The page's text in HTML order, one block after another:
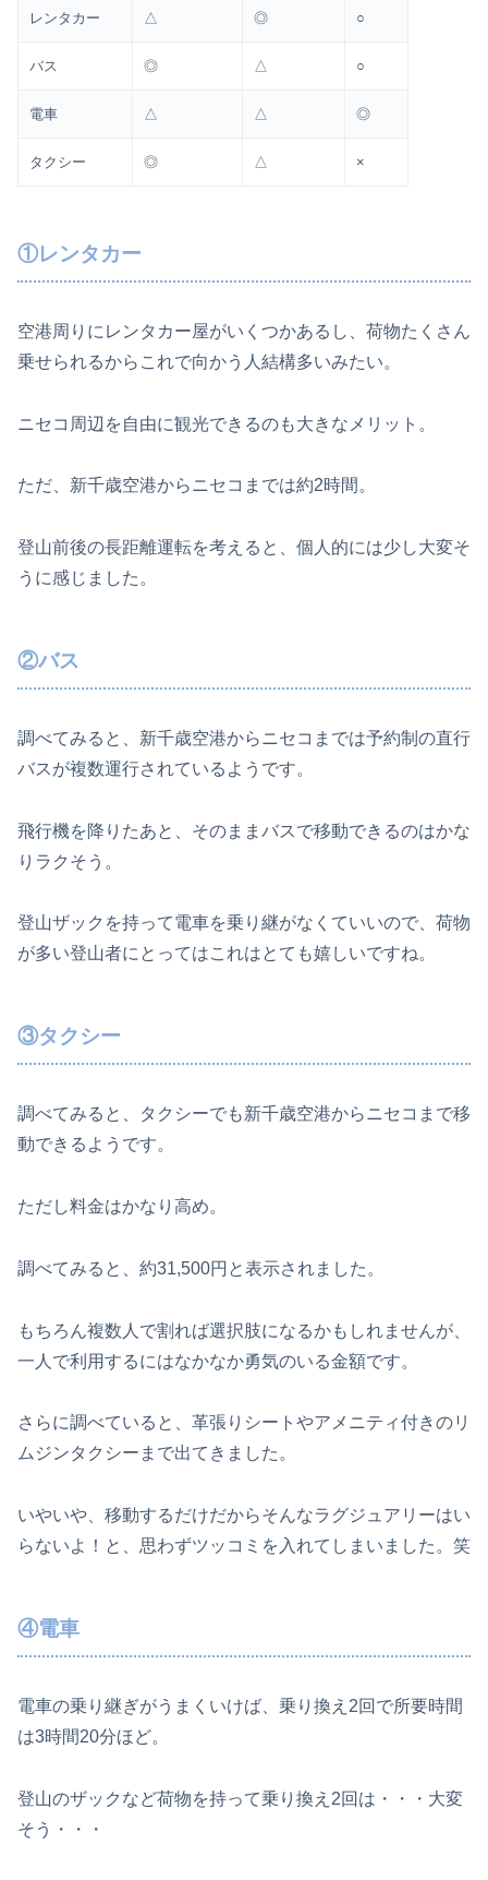
レンタカー △ ◎ ○
バス ◎ △ ○
電車 △ △ ◎
タクシー ◎ △ ×
①レンタカー
空港周りにレンタカー屋がいくつかあるし、荷物たくさん
乗せられるからこれで向かう人結構多いみたい。
ニセコ周辺を自由に観光できるのも大きなメリット。
ただ、新千歳空港からニセコまでは約2時間。
登山前後の長距離運転を考えると、個人的には少し大変そ
うに感じました。
②バス
調べてみると、新千歳空港からニセコまでは予約制の直行
バスが複数運行されているようです。
飛行機を降りたあと、そのままバスで移動できるのはかな
りラクそう。
登山ザックを持って電車を乗り継がなくていいので、荷物
が多い登山者にとってはこれはとても嬉しいですね。
③タクシー
調べてみると、タクシーでも新千歳空港からニセコまで移
動できるようです。
ただし料金はかなり高め。
調べてみると、約31,500円と表示されました。
もちろん複数人で割れば選択肢になるかもしれませんが、
一人で利用するにはなかなか勇気のいる金額です。
さらに調べていると、革張りシートやアメニティ付きのリ
ムジンタクシーまで出てきました。
いやいや、移動するだけだからそんなラグジュアリーはい
らないよ！と、思わずツッコミを入れてしまいました。笑
④電車
電車の乗り継ぎがうまくいけば、乗り換え2回で所要時間
は3時間20分ほど。
登山のザックなど荷物を持って乗り換え2回は・・・大変
そう・・・